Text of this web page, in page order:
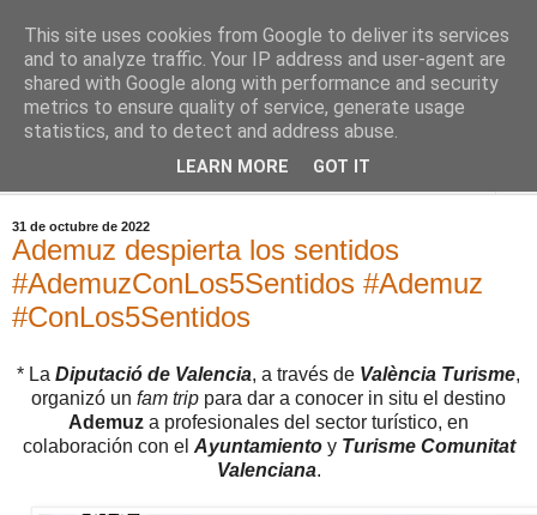
Comoju
La Cocina del Día a Día y el día a día de la Gastronomía
31 de octubre de 2022
Ademuz despierta los sentidos
#AdemuzConLos5Sentidos #Ademuz
#ConLos5Sentidos
* La Diputació de Valencia, a través de València Turisme,
organizó un fam trip para dar a conocer in situ el destino
Ademuz a profesionales del sector turístico, en
colaboración con el Ayuntamientoy Turisme Comunitat
Valenciana.
This site uses cookies from Google to deliver its services
and to analyze traffic. Your IP address and user-agent are
shared with Google along with performance and security
metrics to ensure quality of service, generate usage
statistics, and to detect and address abuse.
LEARN MORE GOT IT